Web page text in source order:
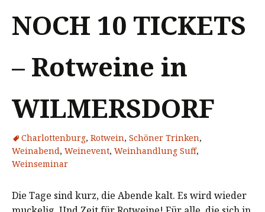
NOCH 10 TICKETS
– Rotweine in
WILMERSDORF
Charlottenburg, Rotwein, Schöner Trinken,
Weinabend, Weinevent, Weinhandlung Suff,
Weinseminar
Die Tage sind kurz, die Abende kalt. Es wird wieder